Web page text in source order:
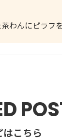
わんにピラフ
こちら